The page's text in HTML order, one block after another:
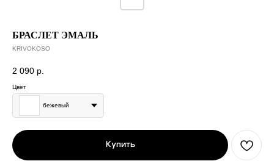
БРАСЛЕТ ЭМАЛЬ
KRIVOKOSO
2 090 р.
Цвет
бежевый
Купить